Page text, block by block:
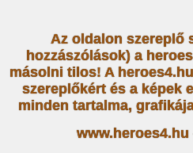
Az oldalon szereplő
hozzászólások) a
másolni tilos! A
szereplőkért és a képek
minden tartalma,
www.heroes4.hu